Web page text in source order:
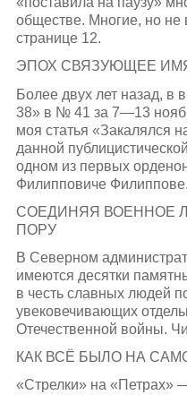
обществе. Многие, но
странице 12.
ЭПОХ СВЯЗУЮЩЕЕ
Более двух лет назад, в
38» в № 41 за 7—13
моя статья «Закалялся
данной
одном из первых
Филипповиче
СОЕДИНЯЯ ВОЕННОЕ
ПОРУ
В Северном
имеются десятки
в честь славных людей
увековечивающих
Отечественной войны.
КАК ВСЁ БЫЛО НА
«Стрелки» на «Петрах»